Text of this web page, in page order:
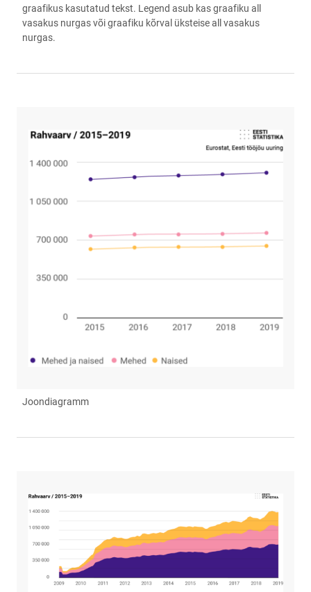
graafikus kasutatud tekst. Legend asub kas graafiku all
vasakus nurgas või graafiku kõrval üksteise all vasakus
nurgas.
Joondiagramm